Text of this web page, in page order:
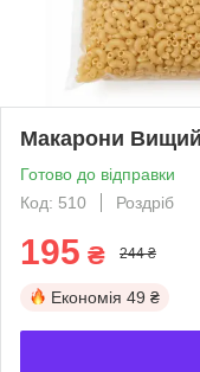
Макарони Вищий
Готово до відправки
Код: 510
Роздріб
195 ₴ 244 ₴
Економія 49 ₴